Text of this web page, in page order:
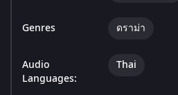
Genres ดราม่า
Audio
Languages:
Thai